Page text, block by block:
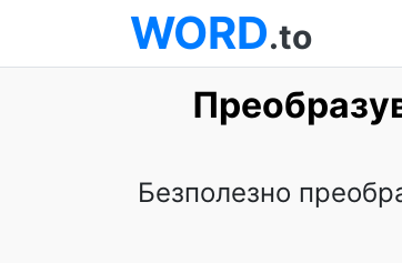
WORD.to
Безполезно